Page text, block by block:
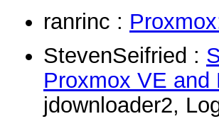
ranrinc :
StevenSeifried :
Proxmox VE and
jdownloader2,